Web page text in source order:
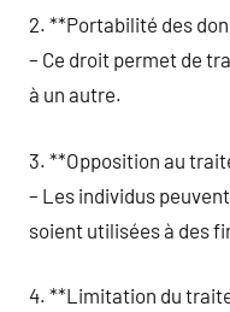
2. **Portabilité des
– Ce droit permet de
à un autre.
3. **Opposition au
– Les individus
soient utilisées à des
4. **Limitation du